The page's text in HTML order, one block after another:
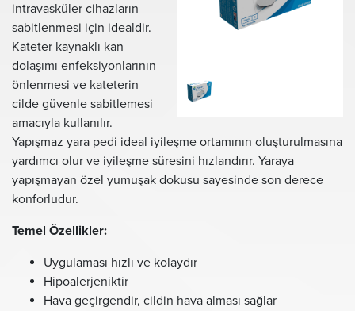
intravasküler cihazların
sabitlenmesi için idealdir.
Kateter kaynaklı kan
dolaşımı enfeksiyonlarının
önlenmesi ve kateterin
cilde güvenle sabitlemesi
amacıyla kullanılır.
Yapışmaz yara pedi ideal iyileşme ortamının oluşturulmasına
yardımcı olur ve iyileşme süresini hızlandırır. Yaraya
yapışmayan özel yumuşak dokusu sayesinde son derece
konforludur.
Temel Özellikler:
Uygulaması hızlı ve kolaydır
Hipoalerjeniktir
Hava geçirgendir, cildin hava alması sağlar